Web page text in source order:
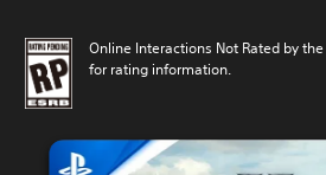
Online Interactions Not Rated by
for rating information.